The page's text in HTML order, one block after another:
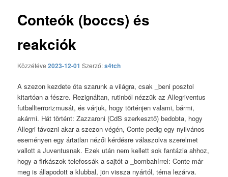
Conteók (boccs) és
reakciók
Közzétéve2023-12-01 Szerző:s4tch
A szezon kezdete óta szarunk a világra, csak _beni posztol
kitartóan a fészre. Rezignáltan, rutinból nézzük az Allegriventus
futballterrorizmusát, és várjuk, hogy történjen valami, bármi,
akármi. Hát történt: Zazzaroni (CdS szerkesztő) bedobta, hogy
Allegri távozni akar a szezon végén, Conte pedig egy nyilvános
eseményen egy ártatlan nézői kérdésre válaszolva szerelmet
vallott a Juventusnak. Ezek után nem kellett sok fantázia ahhoz,
hogy a firkászok telefossák a sajtót a _bombahírrel: Conte már
meg is állapodott a klubbal, jön vissza nyártól, téma lezárva.